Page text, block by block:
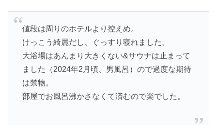
値段は周りのホテルより控えめ。
けっこう綺麗だし、ぐっすり寝れました。
大浴場はあんまり大きくない&サウナは止まって
ました（2024年2月頃、男風呂）ので過度な期待
は禁物。
部屋でお風呂沸かさなくて済むので楽でした。